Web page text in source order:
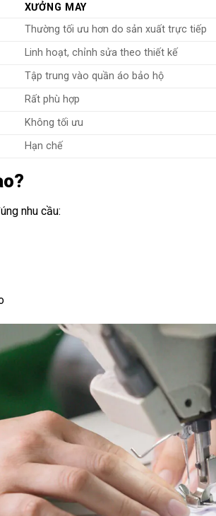
XƯỞNG MAY
Thường tối ưu hơn do sản xuất trực tiếp
Linh hoạt, chỉnh sửa theo thiết kế
Tập trung vào quần áo bảo hộ
Rất phù hợp
Không tối ưu
Hạn chế
nhu cầu: